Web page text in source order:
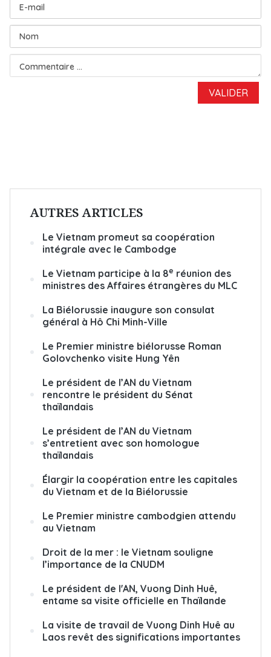
AUTRES ARTICLES
Le Vietnam promeut sa coopération
intégrale avec le Cambodge
Le Vietnam participe à la 8e réunion des
ministres des Affaires étrangères du MLC
La Biélorussie inaugure son consulat
général à Hô Chi Minh-Ville
Le Premier ministre biélorusse Roman
Golovchenko visite Hung Yên
Le président de l’AN du Vietnam
rencontre le président du Sénat
thaïlandais
Le président de l’AN du Vietnam
s’entretient avec son homologue
thaïlandais
Élargir la coopération entre les capitales
du Vietnam et de la Biélorussie
Le Premier ministre cambodgien attendu
au Vietnam
Droit de la mer : le Vietnam souligne
l’importance de la CNUDM
Le président de l'AN, Vuong Dinh Huê,
entame sa visite officielle en Thaïlande
La visite de travail de Vuong Dinh Huê au
Laos revêt des significations importantes